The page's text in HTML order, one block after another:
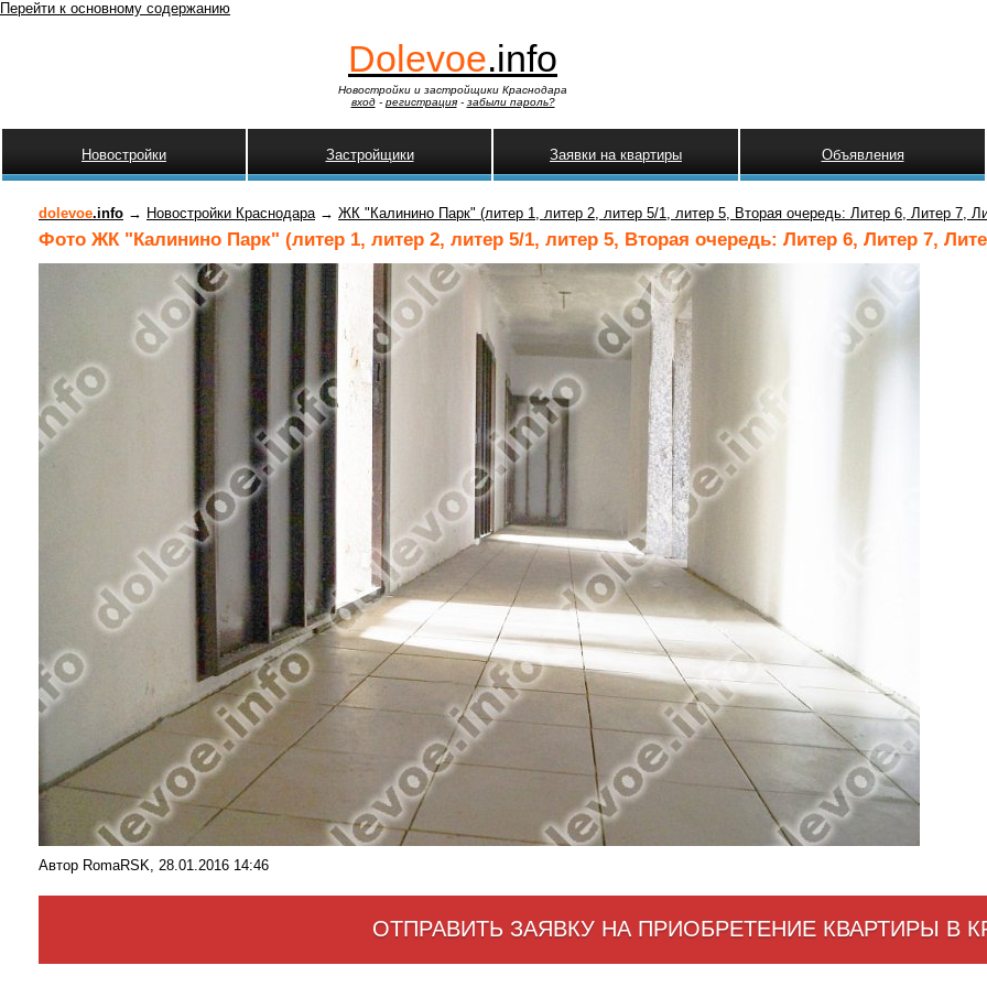
Перейти к основному содержанию
Dolevoe.info
Новостройки и застройщики Краснодара
вход- регистрация- забыли пароль?
Новостройки Застройщики Заявки на квартиры Объявления
dolevoe.info → Новостройки Краснодара→ ЖК "Калинино Парк" (литер 1, литер 2, литер 5/1, литер 5, Вторая очередь: Литер 6, Литер 7,
Фото ЖК "Калинино Парк" (литер 1, литер 2, литер 5/1, литер 5, Вторая очередь: Литер 6, Литер 7,
Автор RomaRSK, 28.01.2016 14:46
ОТПРАВИТЬ ЗАЯВКУ НА ПРИОБРЕТЕНИЕ КВАРТИРЫ В